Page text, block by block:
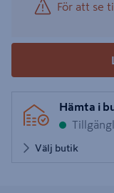
För att se
Hämta i
Välj butik